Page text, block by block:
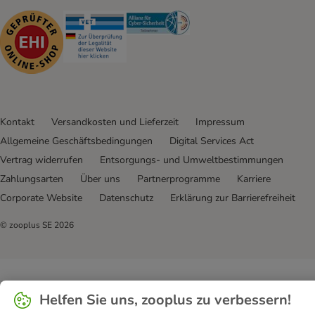
Security Security
Kontakt Versandkosten und Lieferzeit
Impressum
Allgemeine Geschäftsbedingungen
Digital Services Act
Vertrag widerrufen
Entsorgungs- und Umweltbestimmungen
Zahlungsarten
Über uns Partnerprogramme
Karriere
Corporate Website
Datenschutz Erklärung zur Barrierefreiheit
© zooplus SE 2026
Helfen Sie uns, zooplus zu verbessern!